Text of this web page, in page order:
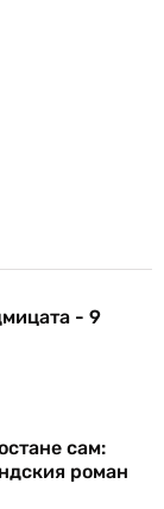
- 9
сам:
роман